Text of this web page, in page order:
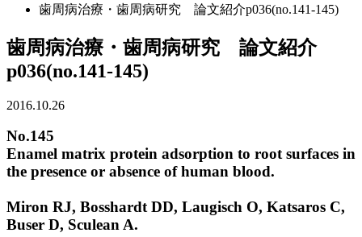
歯周病治療・歯周病研究 論文紹介p036(no.141-145)
歯周病治療・歯周病研究 論文紹介
p036(no.141-145)
2016.10.26
No.145
Enamel matrix protein adsorption to root surfaces in
the presence or absence of human blood.
Miron RJ, Bosshardt DD, Laugisch O, Katsaros C,
Buser D, Sculean A.